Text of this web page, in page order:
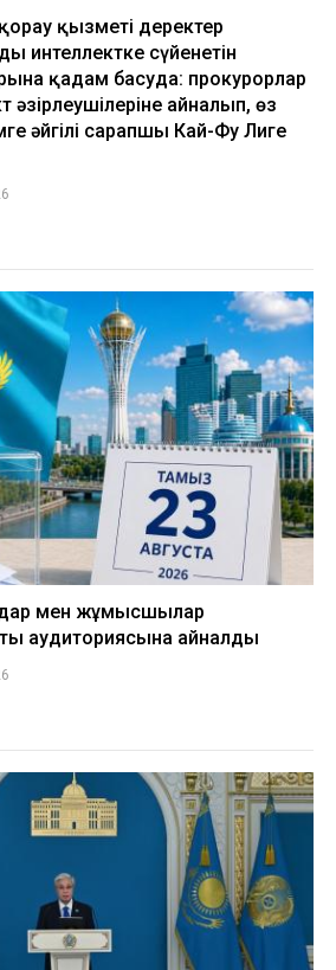
қызметі деректер
интеллектке сүйенетін
қадам басуда: прокурорлар
әзірлеушілеріне айналып, өз
әйгілі сарапшы Кай-Фу Лиге
мен жұмысшылар
аудиториясына айналды